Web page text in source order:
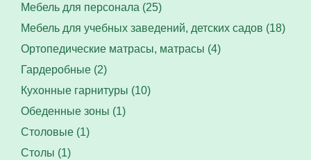
Мебель для персонала (25)
Мебель для учебных заведений, детских садов (18)
Ортопедические матрасы, матрасы (4)
Гардеробные (2)
Кухонные гарнитуры (10)
Обеденные зоны (1)
Столовые (1)
Столы (1)